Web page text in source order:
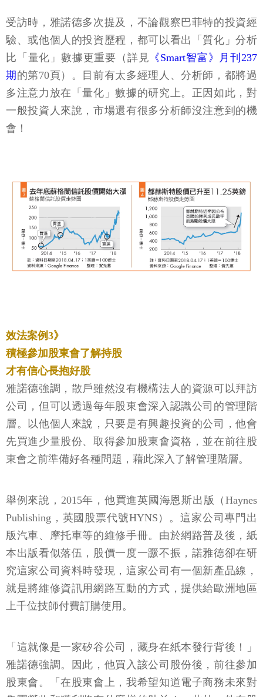
受訪時，雅諾德多次提及，不論觀察巴菲特的投資經
驗、或他個人的投資歷程，都可以看出「質化」分析
比「量化」數據更重要（詳見 《Smart智富》月刊237
期 的第70頁）。目前有太多經理人、分析師，都將過
多注意力放在「量化」數據的研究上。正因如此，對
一般投資人來說，市場還有很多分析師沒注意到的機
會！
效法案例3》
積極參加股東會了解持股
才有信心長抱好股
雅諾德強調，散戶雖然沒有機構法人的資源可以拜訪
公司，但可以透過每年股東會深入認識公司的管理階
層。以他個人來說，只要是有興趣投資的公司，他會
先買進少量股份、取得參加股東會資格，並在前往股
東會之前準備好各種問題，藉此深入了解管理階層。
舉例來說，2015年，他買進英國海恩斯出版（Haynes
Publishing，英國股票代號HYNS）。這家公司專門出
版汽車、摩托車等的維修手冊。由於網路普及後，紙
本出版看似落伍，股價一度一蹶不振，諾雅德卻在研
究這家公司資料時發現，這家公司有一個新產品線，
就是將維修資訊用網路互動的方式，提供給歐洲地區
上千位技師付費訂購使用。
「這就像是一家矽谷公司，藏身在紙本發行背後！」
雅諾德強調。因此，他買入該公司股份後，前往參加
股東會。「在股東會上，我希望知道電子商務未來對